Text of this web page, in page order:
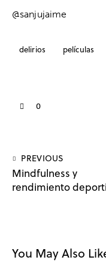
@sanjujaime
delirios películas
0
PREVIOUS
Mindfulness y
rendimiento
You May Also